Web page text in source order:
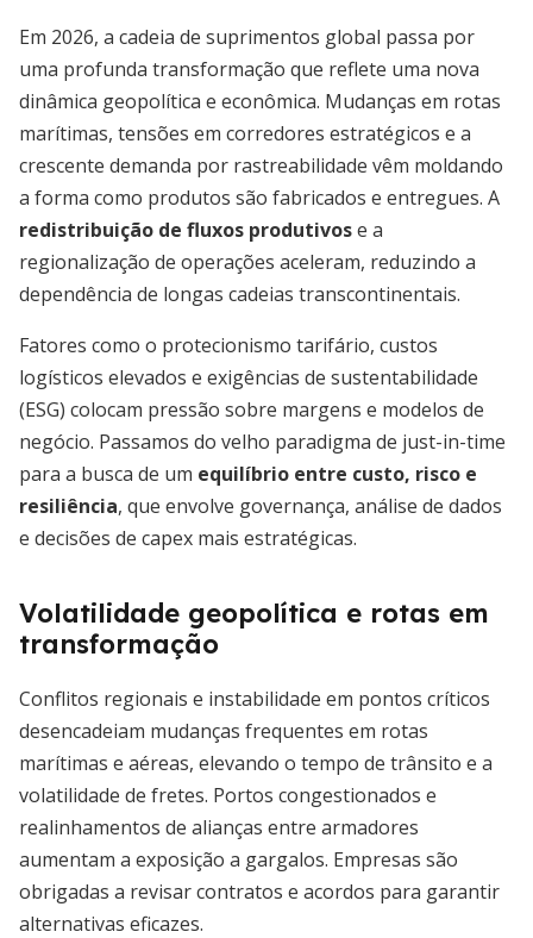
Em 2026, a cadeia de suprimentos global passa por
uma profunda transformação que reflete uma nova
dinâmica geopolítica e econômica. Mudanças em rotas
marítimas, tensões em corredores estratégicos e a
crescente demanda por rastreabilidade vêm moldando
a forma como produtos são fabricados e entregues. A
redistribuição de fluxos produtivose a
regionalização de operações aceleram, reduzindo a
dependência de longas cadeias transcontinentais.
Fatores como o protecionismo tarifário, custos
logísticos elevados e exigências de sustentabilidade
(ESG) colocam pressão sobre margens e modelos de
negócio. Passamos do velho paradigma de just-in-time
para a busca de um equilíbrio entre custo, risco e
resiliência, que envolve governança, análise de dados
e decisões de capex mais estratégicas.
Volatilidade geopolítica e rotas em
transformação
Conflitos regionais e instabilidade em pontos críticos
desencadeiam mudanças frequentes em rotas
marítimas e aéreas, elevando o tempo de trânsito e a
volatilidade de fretes. Portos congestionados e
realinhamentos de alianças entre armadores
aumentam a exposição a gargalos. Empresas são
obrigadas a revisar contratos e acordos para garantir
alternativas eficazes.